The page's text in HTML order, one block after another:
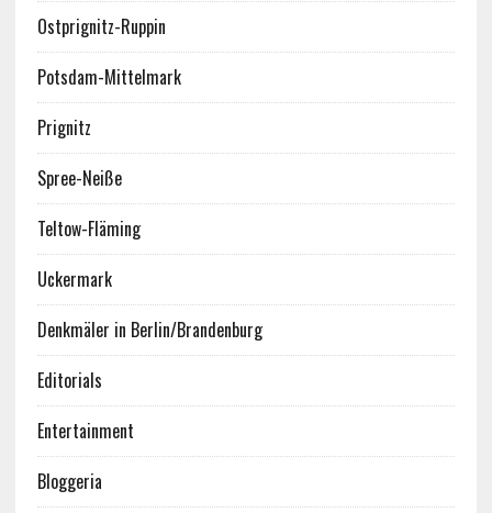
Ostprignitz-Ruppin
Potsdam-Mittelmark
Prignitz
Spree-Neiße
Teltow-Fläming
Uckermark
Denkmäler in Berlin/Brandenburg
Editorials
Entertainment
Bloggeria